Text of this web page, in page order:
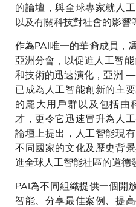
的論壇，與全球專家就人
以及有關科技對社會的影響
作為PAI唯一的華裔成員，
亞洲分會，以促進人工智
和技術的迅速演化，亞洲 —
已成為人工智能創新的主
的龐大用戶群以及包括由
才，更令它迅速冒升為人
論壇上提出，人工智能現
不同國家的文化及歷史背
進全球人工智能社區的道德
PAI為不同組織提供一個開
智能、分享最佳案例、提